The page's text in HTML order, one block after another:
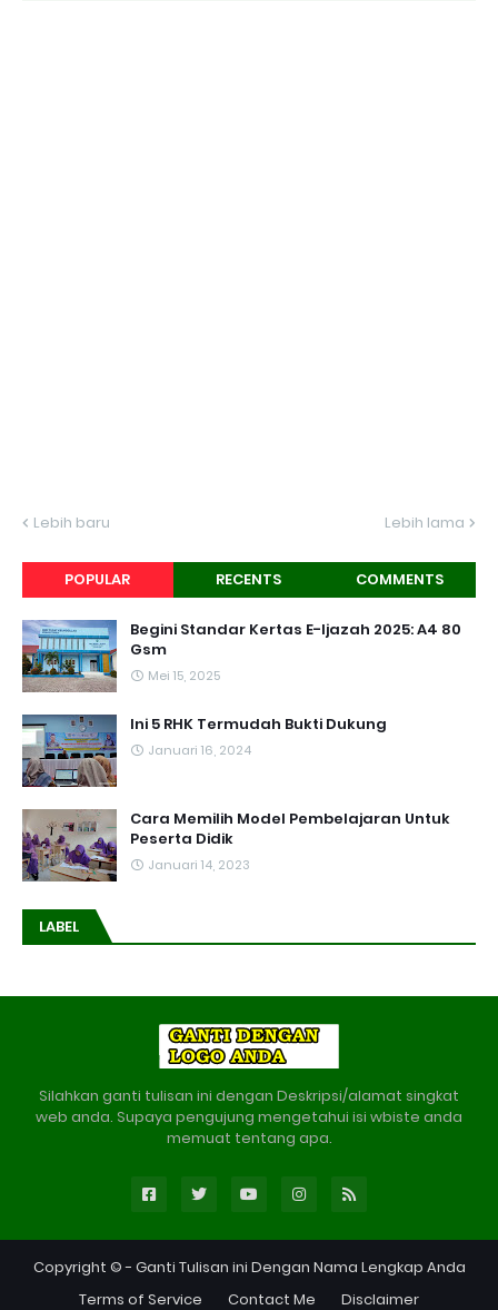
Lebih baru Lebih lama
POPULAR RECENTS COMMENTS
Begini Standar Kertas E-Ijazah 2025: A4 80
Gsm
Mei 15, 2025
Ini 5 RHK Termudah Bukti Dukung
Januari 16, 2024
Cara Memilih Model Pembelajaran Untuk
Peserta Didik
Januari 14, 2023
LABEL
Silahkan ganti tulisan ini dengan Deskripsi/alamat singkat
web anda. Supaya pengujung mengetahui isi wbiste anda
memuat tentang apa.
Copyright © - Ganti Tulisan ini Dengan Nama Lengkap Anda
Terms of Service
Contact Me Disclaimer